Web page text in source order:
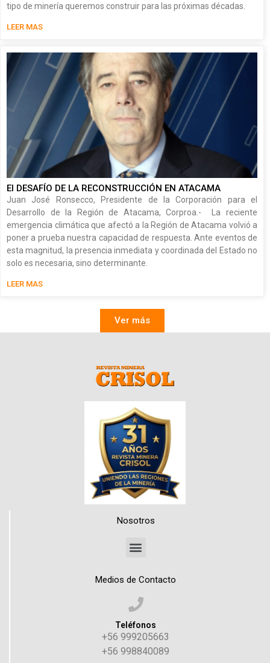
tipo de minería queremos construir para las próximas décadas.
LEER MAS
El DESAFÍO DE LA RECONSTRUCCIÓN EN ATACAMA
Juan José Ronsecco, Presidente de la Corporación para el
Desarrollo de la Región de Atacama, Corproa.- La reciente
emergencia climática que afectó a la Región de Atacama volvió a
poner a prueba nuestra capacidad de respuesta. Ante eventos de
esta magnitud, la presencia inmediata y coordinada del Estado no
solo es necesaria, sino determinante.
LEER MAS
Ver más
Nosotros
Medios de Contacto
Teléfonos
+56 999205663
+56 998840089